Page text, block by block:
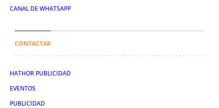
CANAL DE WHATSAPP
CONTACTAR
HATHOR PUBLICIDAD
EVENTOS
PUBLICIDAD